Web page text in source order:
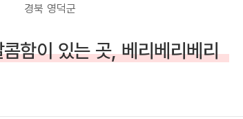
경북 영덕군
함이 있는 곳, 베리베리베리